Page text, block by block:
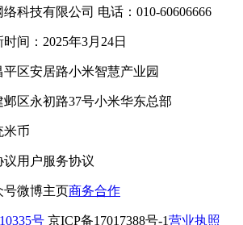
科技有限公司 电话：010-60606666
间：2025年3月24日
区安居路小米智慧产业园
区永初路37号小米华东总部
米币
议用户服务协议
号微博主页商务合作
号 京ICP备17017388号-1营业执照